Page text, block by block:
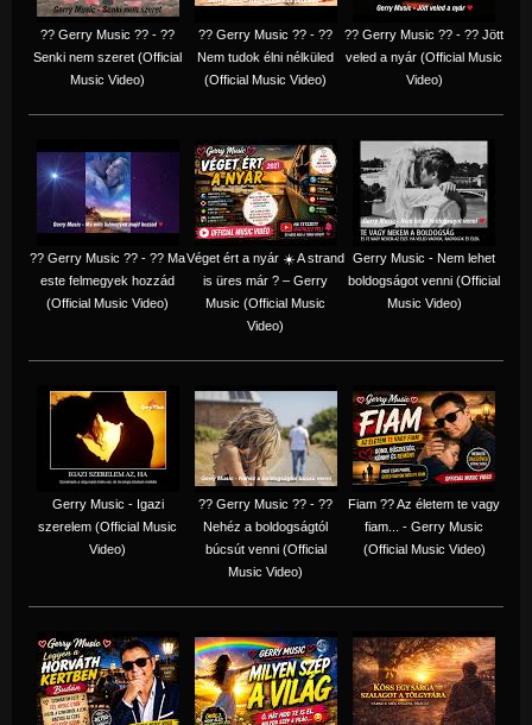
?? Gerry Music ?? - ??
Senki nem szeret (Official
Music Video)
?? Gerry Music ?? - ??
Nem tudok élni nélküled
(Official Music Video)
?? Gerry Music ?? - ?? Jött
veled a nyár (Official Music
Video)
?? Gerry Music ?? - ?? Ma
este felmegyek hozzád
(Official Music Video)
Véget ért a nyár ☀️ A strand
is üres már ? – Gerry
Music (Official Music
Video)
Gerry Music - Nem lehet
boldogságot venni (Official
Music Video)
Gerry Music - Igazi
szerelem (Official Music
Video)
?? Gerry Music ?? - ??
Nehéz a boldogságtól
búcsút venni (Official
Music Video)
Fiam ?‍? Az életem te vagy
fiam... - Gerry Music
(Official Music Video)